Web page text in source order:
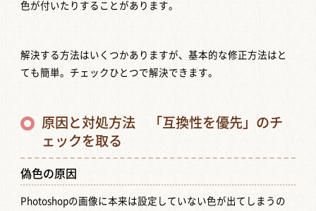
色が付いたりすることがあります。
解決する方法はいくつかありますが、基本的な修正方法はと
ても簡単。チェックひとつで解決できます。
原因と対処方法 「互換性を優先」のチ
ェックを取る
偽色の原因
Photoshopの画像に本来は設定していない色が出てしまうの